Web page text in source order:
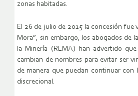
zonas habitadas.
El 26 de julio de 2015 la concesión fue
Mora”, sin embargo, los abogados de
la Minería (REMA) han advertido que
cambian de nombres para evitar ser
de manera que puedan continuar con
discrecional.